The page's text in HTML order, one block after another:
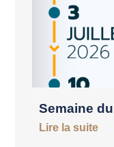
Semaine
Lire la suite